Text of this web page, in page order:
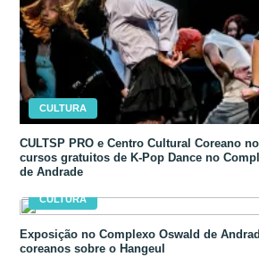
CULTURA
CULTSP PRO e Centro Cultural Coreano
cursos gratuitos de K-Pop Dance no
de Andrade
CULTURA
Exposição no Complexo Oswald de
coreanos sobre o Hangeul